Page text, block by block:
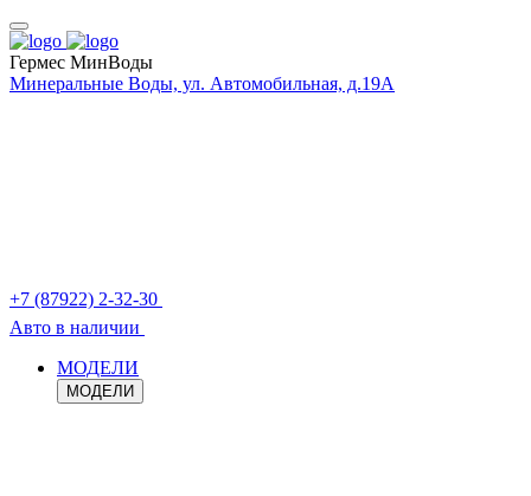
Гермес МинВоды
Минеральные Воды, ул. Автомобильная, д.19А
+7 (87922) 2-32-30
Авто в наличии
МОДЕЛИ
МОДЕЛИ